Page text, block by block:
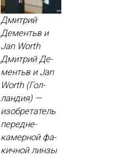
Дмитрий
Дементьв и
Jan Worth
Дмит­рий Де­
ментьв и Jan
Worth (Гол­
ландия) —
изоб­ре­татель
пе­ред­не­
камер­ной фа­
кич­ной лин­зы